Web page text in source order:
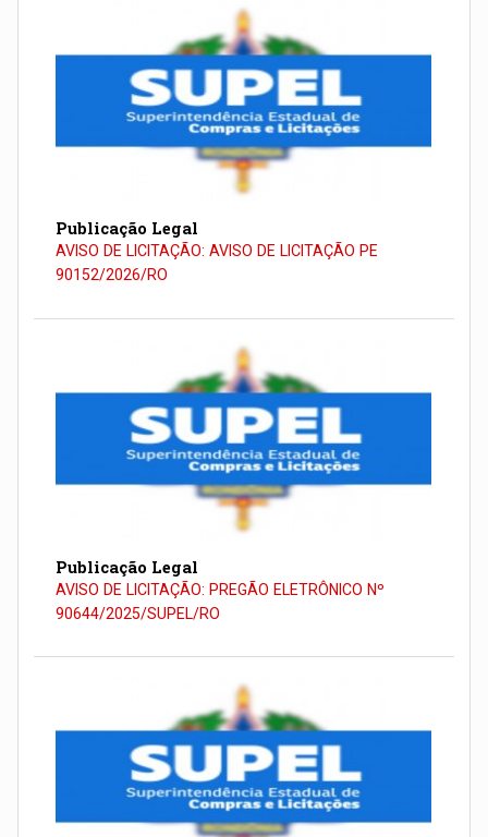
Publicação Legal
AVISO DE LICITAÇÃO: AVISO DE LICITAÇÃO PE
90152/2026/RO
Publicação Legal
AVISO DE LICITAÇÃO: PREGÃO ELETRÔNICO Nº
90644/2025/SUPEL/RO